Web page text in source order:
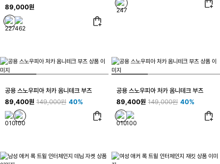
89,000원
공용 스노우피아 처카 옴니테크 부츠
89,400원 149,000원 40%
공용 스노우피아 처카 옴니테크 부츠
89,400원 149,000원 40%